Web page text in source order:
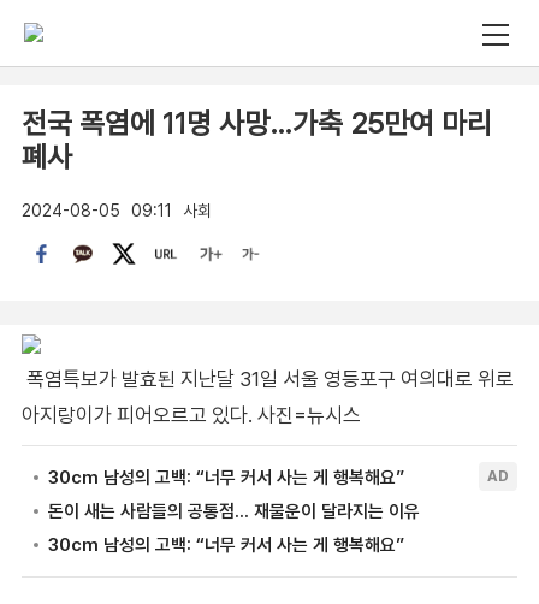
전국 폭염에 11명 사망…가축 25만여 마리
폐사
2024-08-05 09:11 사회
폭염특보가 발효된 지난달 31일 서울 영등포구 여의대로 위로
아지랑이가 피어오르고 있다. 사진=뉴시스